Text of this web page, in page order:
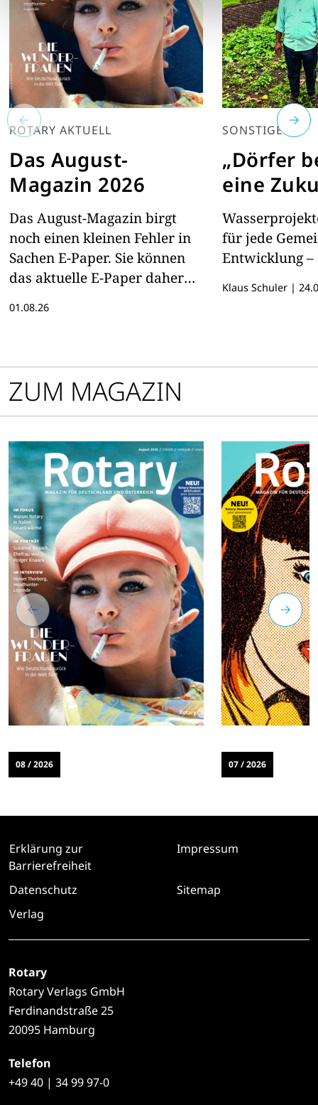
ROTARY AKTUELL
Das August-
Magazin 2026
Das August-Magazin birgt
noch einen kleinen Fehler in
Sachen E-Paper. Sie können
das aktuelle E-Paper daher
01.08.26
SONSTIGES
„Dörfer
eine
für jede
Entwicklung –
Klaus Schuler |
ZUM MAGAZIN
08 / 2026 07 / 2026
Erklärung zur
Barrierefreiheit
Impressum
Datenschutz
Sitemap
Verlag
Rotary
Rotary Verlags GmbH
Ferdinandstraße 25
20095 Hamburg
Telefon
+4940 | 34 99 97-0